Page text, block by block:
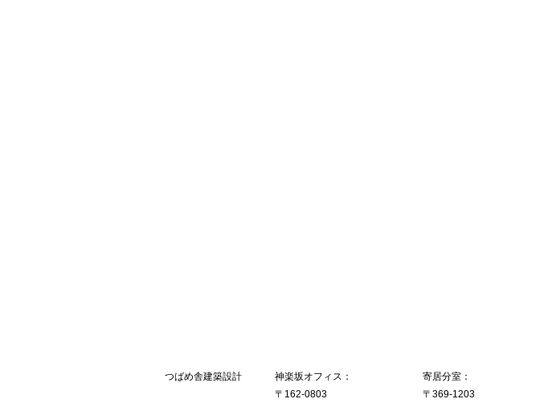
つばめ舎建築設計
神楽坂オフィス：
〒162-0803
寄居分室：
〒369-1203